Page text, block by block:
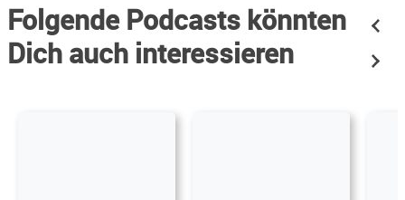
Folgende Podcasts könnten
Dich auch interessieren